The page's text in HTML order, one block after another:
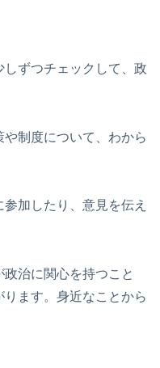
しずつチェックして、政
や制度について、わから
加したり、意見を伝え
治に関心を持つこと
ます。身近なことから